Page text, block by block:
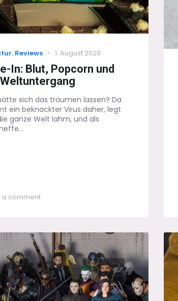
, Reviews
Posted
1. August 2020
In: Blut, Popcorn und
sich das träumen lassen? Da
ein beknackter Virus daher, legt
ganze Welt lahm, und als
a commenton
Popcorn
und
der
Weltuntergang